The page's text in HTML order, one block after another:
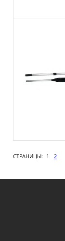
СТРАНИЦЫ: 1 2